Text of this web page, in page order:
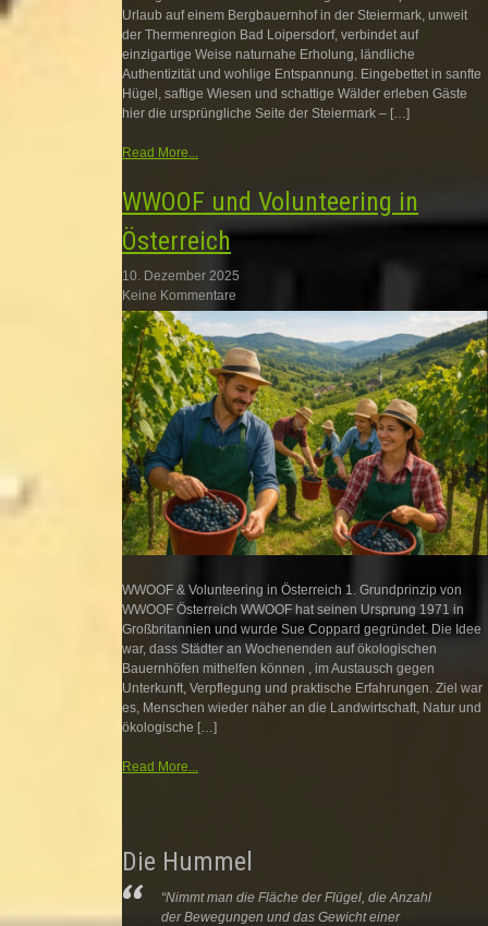
Urlaub auf einem Bergbauernhof in der Steiermark, unweit
der Thermenregion Bad Loipersdorf, verbindet auf
einzigartige Weise naturnahe Erholung, ländliche
Authentizität und wohlige Entspannung. Eingebettet in sanfte
Hügel, saftige Wiesen und schattige Wälder erleben Gäste
hier die ursprüngliche Seite der Steiermark – […]
Read More...
WWOOF und Volunteering in
Österreich
10. Dezember 2025
Keine Kommentare
WWOOF & Volunteering in Österreich 1. Grundprinzip von
WWOOF Österreich WWOOF hat seinen Ursprung 1971 in
Großbritannien und wurde Sue Coppard gegründet. Die Idee
war, dass Städter an Wochenenden auf ökologischen
Bauernhöfen mithelfen können , im Austausch gegen
Unterkunft, Verpflegung und praktische Erfahrungen. Ziel war
es, Menschen wieder näher an die Landwirtschaft, Natur und
ökologische […]
Read More...
Die Hummel
“Nimmt man die Fläche der Flügel, die Anzahl
der Bewegungen und das Gewicht einer